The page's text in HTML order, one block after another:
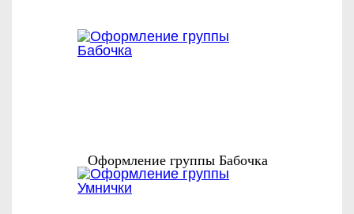
Оформление группы Бабочка